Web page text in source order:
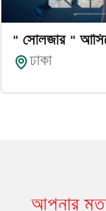
" সোলজার "
ঢাকা
আপনার